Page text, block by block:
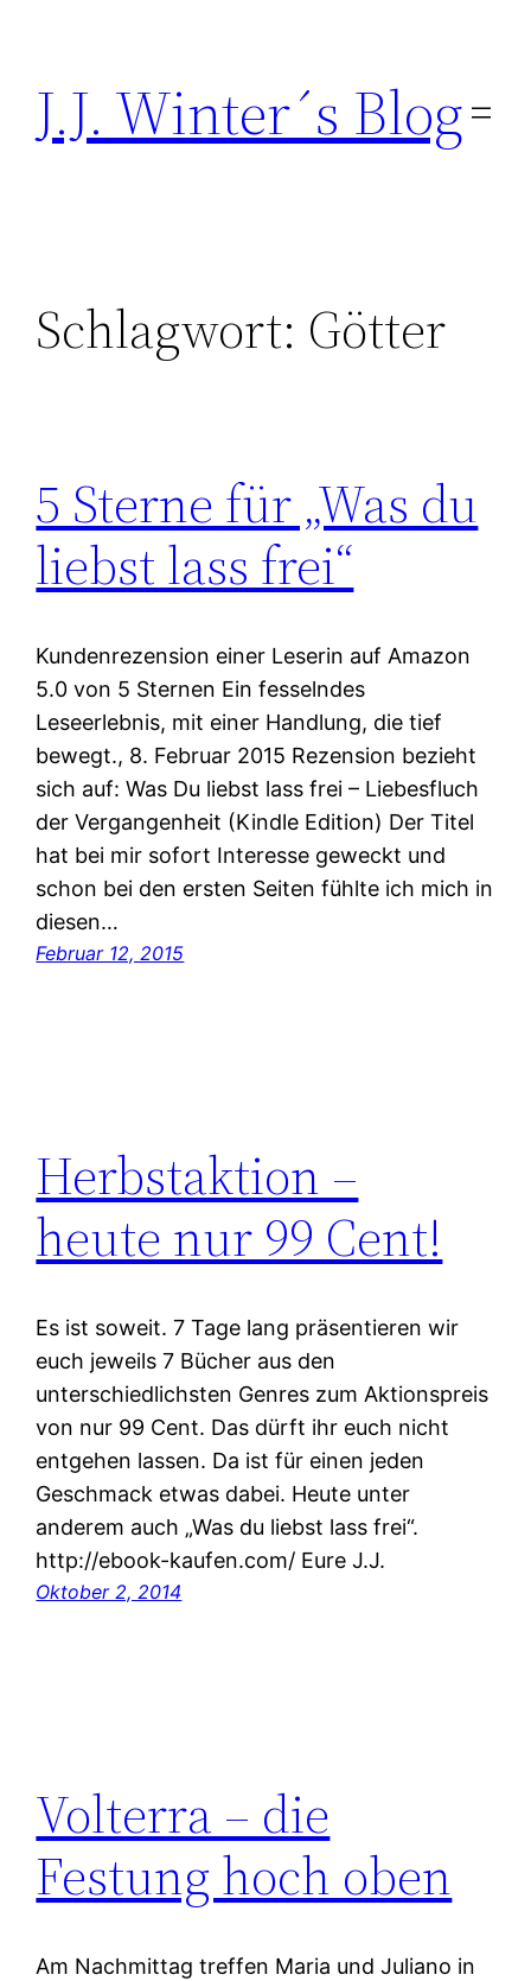
Inhalt
wechseln
J.J. Winter´s Blog
Schlagwort: Götter
5 Sterne für „Was du
liebst lass frei“
Kundenrezension einer Leserin auf Amazon
5.0 von 5 Sternen Ein fesselndes
Leseerlebnis, mit einer Handlung, die tief
bewegt., 8. Februar 2015 Rezension bezieht
sich auf: Was Du liebst lass frei – Liebesfluch
der Vergangenheit (Kindle Edition) Der Titel
hat bei mir sofort Interesse geweckt und
schon bei den ersten Seiten fühlte ich mich in
diesen…
Februar 12, 2015
Herbstaktion –
heute nur 99 Cent!
Es ist soweit. 7 Tage lang präsentieren wir
euch jeweils 7 Bücher aus den
unterschiedlichsten Genres zum Aktionspreis
von nur 99 Cent. Das dürft ihr euch nicht
entgehen lassen. Da ist für einen jeden
Geschmack etwas dabei. Heute unter
anderem auch „Was du liebst lass frei“.
http://ebook-kaufen.com/ Eure J.J.
Oktober 2, 2014
Volterra – die
Festung hoch oben
Am Nachmittag treffen Maria und Juliano in